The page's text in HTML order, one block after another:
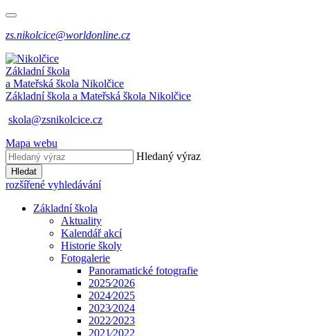
zs.nikolcice@worldonline.cz
Základní škola
a Mateřská škola Nikolčice
Základní škola a Mateřská škola Nikolčice
skola@zsnikolcice.cz
Mapa webu
Hledaný výraz
Hledat
rozšířené vyhledávání
Základní škola
Aktuality
Kalendář akcí
Historie školy
Fotogalerie
Panoramatické fotografie
2025⁄2026
2024⁄2025
2023⁄2024
2022⁄2023
2021⁄2022